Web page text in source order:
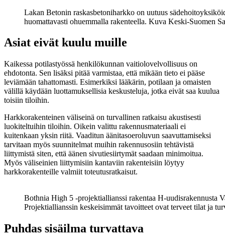
Lakan Betonin raskasbetoniharkko on uutuus
huomattavasti ohuemmalla rakenteella. Kuva Keski-Suomen
Asiat eivät kuulu muille
Kaikessa potilastyössä henkilökunnan vaitiolovelvollisuus on
ehdotonta. Sen lisäksi pitää varmistaa, että mikään tieto ei pääse
leviämään tahattomasti. Esimerkiksi lääkärin, potilaan ja omaisten
välillä käydään luottamuksellisia keskusteluja, jotka eivät saa kuulua
toisiin tiloihin.
Harkkorakenteinen väliseinä on turvallinen ratkaisu akustisesti
luokiteltuihin tiloihin. Oikein valittu rakennusmateriaali ei
kuitenkaan yksin riitä. Vaaditun äänitasoeroluvun saavuttamiseksi
tarvitaan myös suunnitelmat muihin rakennusosiin tehtävistä
liittymistä siten, että äänen sivutiesiirtymät saadaan minimoitua.
Myös väliseinien liittymisiin kantaviin rakenteisiin löytyy
harkkorakenteille valmiit toteutusratkaisut.
Bothnia High 5 -projektiallianssi rakentaa H-uudisrakennusta
Projektiallianssin keskeisimmät tavoitteet ovat terveet tilat ja
Puhdas sisäilma turvattava